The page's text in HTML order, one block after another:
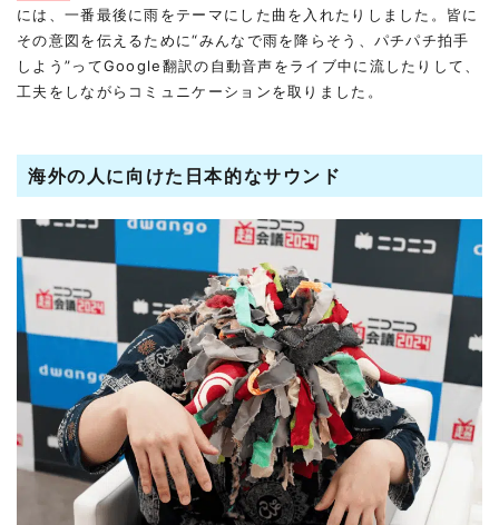
には、一番最後に雨をテーマにした曲を入れたりしました。皆に
その意図を伝えるために“みんなで雨を降らそう、パチパチ拍手
しよう”ってGoogle翻訳の自動音声をライブ中に流したりして、
工夫をしながらコミュニケーションを取りました。
海外の人に向けた日本的なサウンド